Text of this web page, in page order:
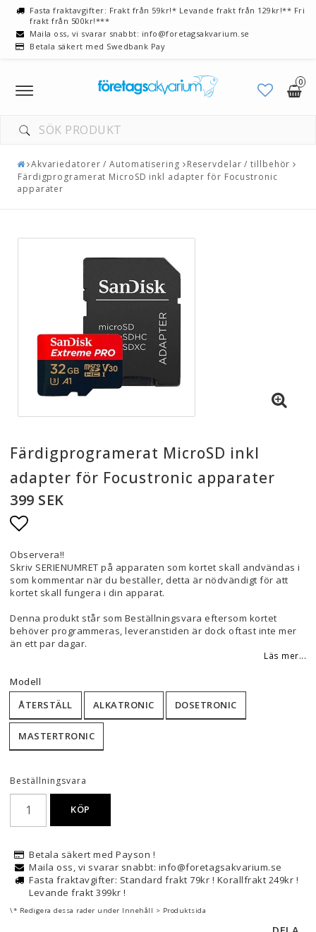
Fasta fraktavgifter: Frakt från 59kr!* Levande frakt från 129kr!** Fri
frakt från 500kr!***
Maila oss, vi svarar snabbt: info@foretagsakvarium.se
Betala säkert med Swedbank Pay
0
Toggle
navigation
Akvariedatorer / Automatisering
Reservdelar / tillbehör
Färdigprogramerat MicroSD inkl adapter för Focustronic
apparater
Färdigprogramerat MicroSD inkl
adapter för Focustronic apparater
399 SEK
Lägg till i favoritlistan
Observera!!
Skriv SERIENUMRET på apparaten som kortet skall andvändas i
som kommentar när du beställer, detta är nödvändigt för att
kortet skall fungera i din apparat.
Denna produkt står som Beställningsvara eftersom kortet
behöver programmeras, leveranstiden är dock oftast inte mer
än ett par dagar.
Läs mer...
Modell
ÅTERSTÄLL
ALKATRONIC DOSETRONIC
MASTERTRONIC
Beställningsvara
KÖP
Betala säkert med Payson !
Maila oss, vi svarar snabbt: info@foretagsakvarium.se
Fasta fraktavgifter: Standard frakt 79kr ! Korallfrakt 249kr !
Levande frakt 399kr !
\* Redigera dessa rader under Innehåll > Produktsida